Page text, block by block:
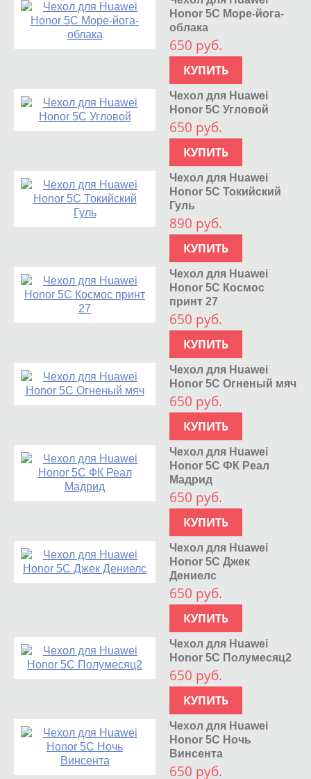
Honor 5C Море-йога-
облака
650 руб.
КУПИТЬ
Чехол для Huawei
Honor 5C Угловой
650 руб.
КУПИТЬ
Чехол для Huawei
Honor 5C Токийский
Гуль
890 руб.
КУПИТЬ
Чехол для Huawei
Honor 5C Космос
принт 27
650 руб.
КУПИТЬ
Чехол для Huawei
Honor 5C Огненый мяч
650 руб.
КУПИТЬ
Чехол для Huawei
Honor 5C ФК Реал
Мадрид
650 руб.
КУПИТЬ
Чехол для Huawei
Honor 5C Джек
Дениелс
650 руб.
КУПИТЬ
Чехол для Huawei
Honor 5C Полумесяц2
650 руб.
КУПИТЬ
Чехол для Huawei
Honor 5C Ночь
Винсента
650 руб.